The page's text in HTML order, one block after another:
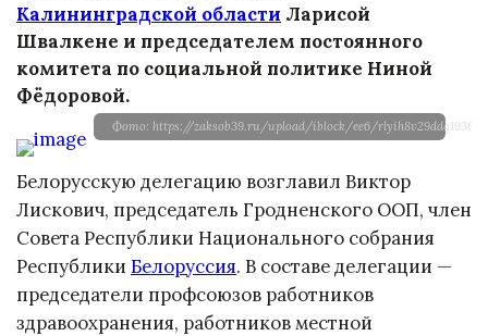
Калининградской области Ларисой
Швалкене и председателем постоянного
комитета по социальной политике Ниной
Фёдоровой.
Фото: https://zaksob39.ru/upload/iblock/ee6/
Белорусскую делегацию возглавил Виктор
Лискович, председатель Гродненского ООП, член
Совета Республики Национального собрания
Республики Белоруссия. В составе делегации —
председатели профсоюзов работников
здравоохранения, работников местной